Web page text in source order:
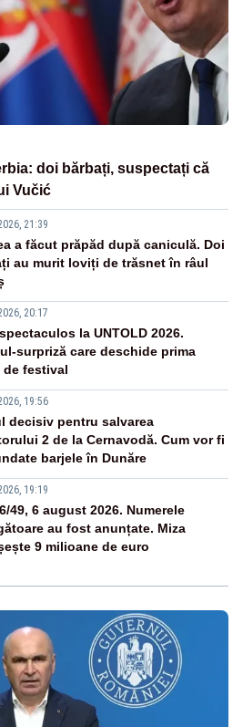
doi bărbați, suspectați că
Vučić
21:39
a făcut prăpăd după caniculă. Doi
au murit loviți de trăsnet în râul
20:17
la UNTOLD 2026.
surpriză care deschide prima
de festival
19:56
decisiv pentru salvarea
2 de la Cernavodă. Cum vor fi
barjele în Dunăre
19:19
49, 6 august 2026. Numerele
au fost anunțate. Miza
9 milioane de euro